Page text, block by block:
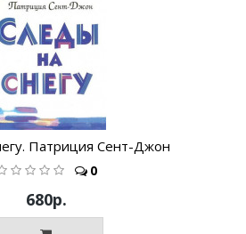
Патриция Сент-Джон
0
680р.